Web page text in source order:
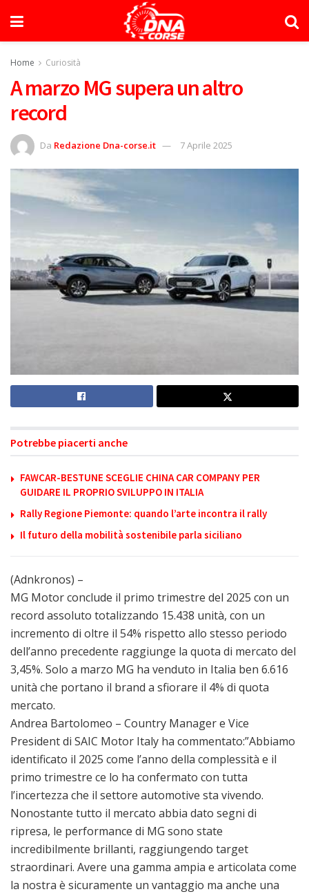
Home Curiosità
A marzo MG supera un altro
record
Da Redazione Dna-corse.it 7 Aprile 2025
Potrebbe piacerti anche
FAWCAR-BESTUNE SCEGLIE CHINA CAR COMPANY PER
GUIDARE IL PROPRIO SVILUPPO IN ITALIA
Rally Regione Piemonte: quando l’arte incontra il rally
Il futuro della mobilità sostenibile parla siciliano
(Adnkronos) –
MG Motor conclude il primo trimestre del 2025 con un
record assoluto totalizzando 15.438 unità, con un
incremento di oltre il 54% rispetto allo stesso periodo
dell’anno precedente raggiunge la quota di mercato del
3,45%. Solo a marzo MG ha venduto in Italia ben 6.616
unità che portano il brand a sfiorare il 4% di quota
mercato.
Andrea Bartolomeo – Country Manager e Vice
President di SAIC Motor Italy ha commentato:”Abbiamo
identificato il 2025 come l’anno della complessità e il
primo trimestre ce lo ha confermato con tutta
l’incertezza che il settore automotive sta vivendo.
Nonostante tutto il mercato abbia dato segni di
ripresa, le performance di MG sono state
incredibilmente brillanti, raggiungendo target
straordinari. Avere una gamma ampia e articolata come
la nostra è sicuramente un vantaggio ma anche una